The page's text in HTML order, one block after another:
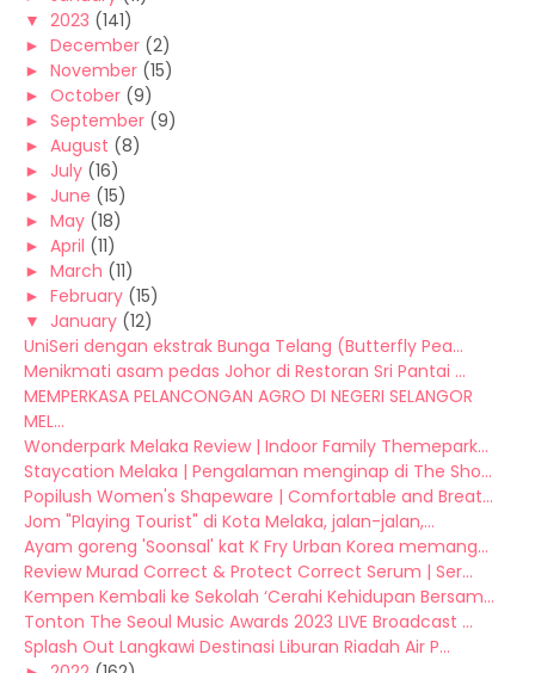
▼ 2023 (141)
► December (2)
► November (15)
► October (9)
► September (9)
► August (8)
► July (16)
► June (15)
► May (18)
► April (11)
► March (11)
► February (15)
▼ January (12)
UniSeri dengan ekstrak Bunga Telang (Butterfly Pea...
Menikmati asam pedas Johor di Restoran Sri Pantai ...
MEMPERKASA PELANCONGAN AGRO DI NEGERI SELANGOR
MEL...
Wonderpark Melaka Review | Indoor Family Themepark...
Staycation Melaka | Pengalaman menginap di The Sho...
Popilush Women's Shapeware | Comfortable and Breat...
Jom "Playing Tourist" di Kota Melaka, jalan-jalan,...
Ayam goreng 'Soonsal' kat K Fry Urban Korea memang...
Review Murad Correct & Protect Correct Serum | Ser...
Kempen Kembali ke Sekolah ‘Cerahi Kehidupan Bersam...
Tonton The Seoul Music Awards 2023 LIVE Broadcast ...
Splash Out Langkawi Destinasi Liburan Riadah Air P...